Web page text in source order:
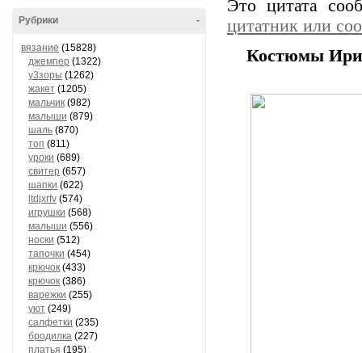
-
Рубрики
вязание (15828)
джемпер (1322)
у3зоры (1262)
жакет (1205)
мальчик (982)
малыши (879)
шаль (870)
топ (811)
уроки (689)
свитер (657)
шапки (622)
ltdjxrfv (574)
игрушки (568)
малыши (556)
носки (512)
тапочки (454)
крючок (433)
крючок (386)
варежки (255)
уют (249)
салфетки (235)
бродилка (227)
платья (195)
Это цитата
цитатник или
Костюмы